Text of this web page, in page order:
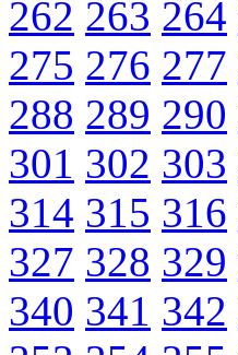
262 263 264
275 276 277
288 289 290
301 302 303
314 315 316
327 328 329
340 341 342